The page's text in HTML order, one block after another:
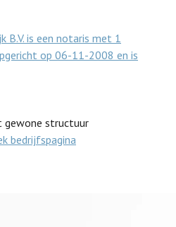
B.V. is een notaris met 1
op 06-11-2008 en is
gewone structuur
bedrijfspagina